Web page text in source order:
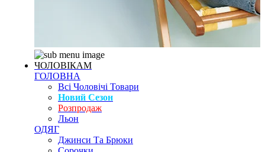
ЧОЛОВІКАМ
ГОЛОВНА
Всі Чоловічі Товари
Новий Сезон
Розпродаж
Льон
ОДЯГ
Джинси Та Брюки